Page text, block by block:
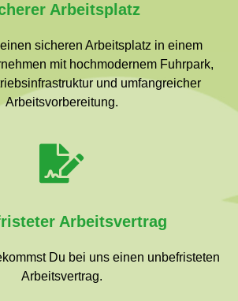
Arbeitsplatz
sicheren Arbeitsplatz in einem
mit hochmodernem Fuhrpark,
und umfangreicher
Arbeitsvorbereitung.
Arbeitsvertrag
Du bei uns einen unbefristeten
Arbeitsvertrag.